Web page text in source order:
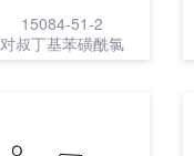
15084-51-2
对叔丁基苯磺酰氯